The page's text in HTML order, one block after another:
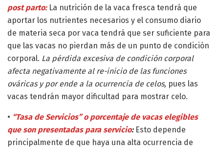
post parto: La nutrición de la vaca fresca tendrá que
aportar los nutrientes necesarios y el consumo diario
de materia seca por vaca tendrá que ser suficiente para
que las vacas no pierdan más de un punto de condición
corporal. La pérdida excesiva de condición corporal
afecta negativamente al re-inicio de las funciones
ováricas y por ende a la ocurrencia de celos, pues las
vacas tendrán mayor dificultad para mostrar celo.
• “Tasa de Servicios” o porcentaje de vacas elegibles
que son presentadas para servicio: Esto depende
principalmente de que haya una alta ocurrencia de